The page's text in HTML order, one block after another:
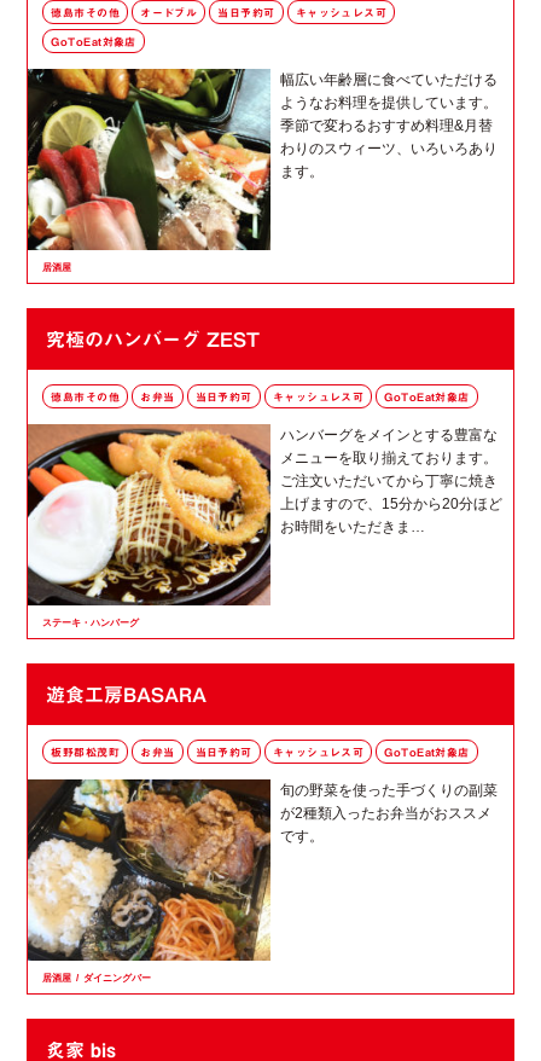
徳島市その他 オードブル 当日予約可 キャッシュレス可
GoToEat対象店
幅広い年齢層に食べていただける
ようなお料理を提供しています。
季節で変わるおすすめ料理&月替
わりのスウィーツ、いろいろあり
ます。
居酒屋
究極のハンバーグ ZEST
徳島市その他 お弁当 当日予約可 キャッシュレス可 GoToEat対象店
ハンバーグをメインとする豊富な
メニューを取り揃えております。
ご注文いただいてから丁寧に焼き
上げますので、15分から20分ほど
お時間をいただきま…
ステーキ・ハンバーグ
遊食工房BASARA
板野郡松茂町 お弁当 当日予約可 キャッシュレス可 GoToEat対象店
旬の野菜を使った手づくりの副菜
が2種類入ったお弁当がおススメ
です。
居酒屋 ダイニングバー
炙家 bis